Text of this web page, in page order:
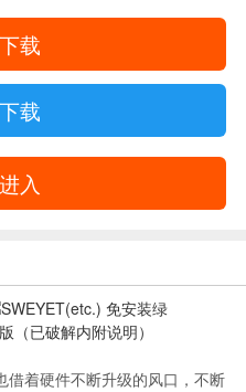
载
载
入
借着硬件不断升级的风口，不断